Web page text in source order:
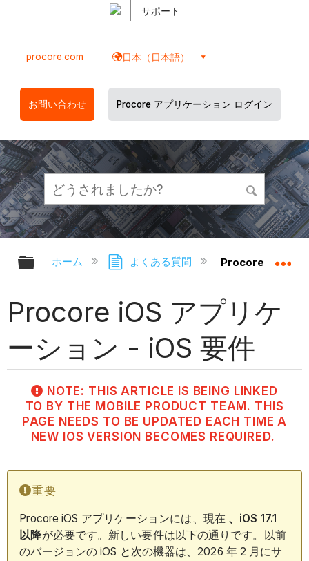
サポート
procore.com 日本（日本語）
お問い合わせ Procore アプリケーション ログイン
グローバル階層を展開/折りたたむ
ホーム よくある質問 Procore iOS アプ
Procore iOS アプリケ
ーション - iOS 要件
NOTE: THIS ARTICLE IS BEING LINKED
TO BY THE MOBILE PRODUCT TEAM. THIS
PAGE NEEDS TO BE UPDATED EACH TIME A
NEW IOS VERSION BECOMES REQUIRED.
重要
Procore iOS アプリケーションには、現在 、iOS 17.1
以降が必要です。新しい要件は以下の通りです。以前
のバージョンの iOS と次の機器は、2026 年 2 月にサ